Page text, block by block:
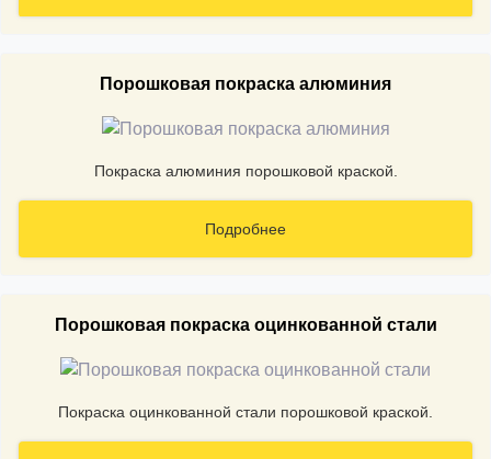
Порошковая покраска алюминия
Покраска алюминия порошковой краской.
Подробнее
Порошковая покраска оцинкованной стали
Покраска оцинкованной стали порошковой краской.